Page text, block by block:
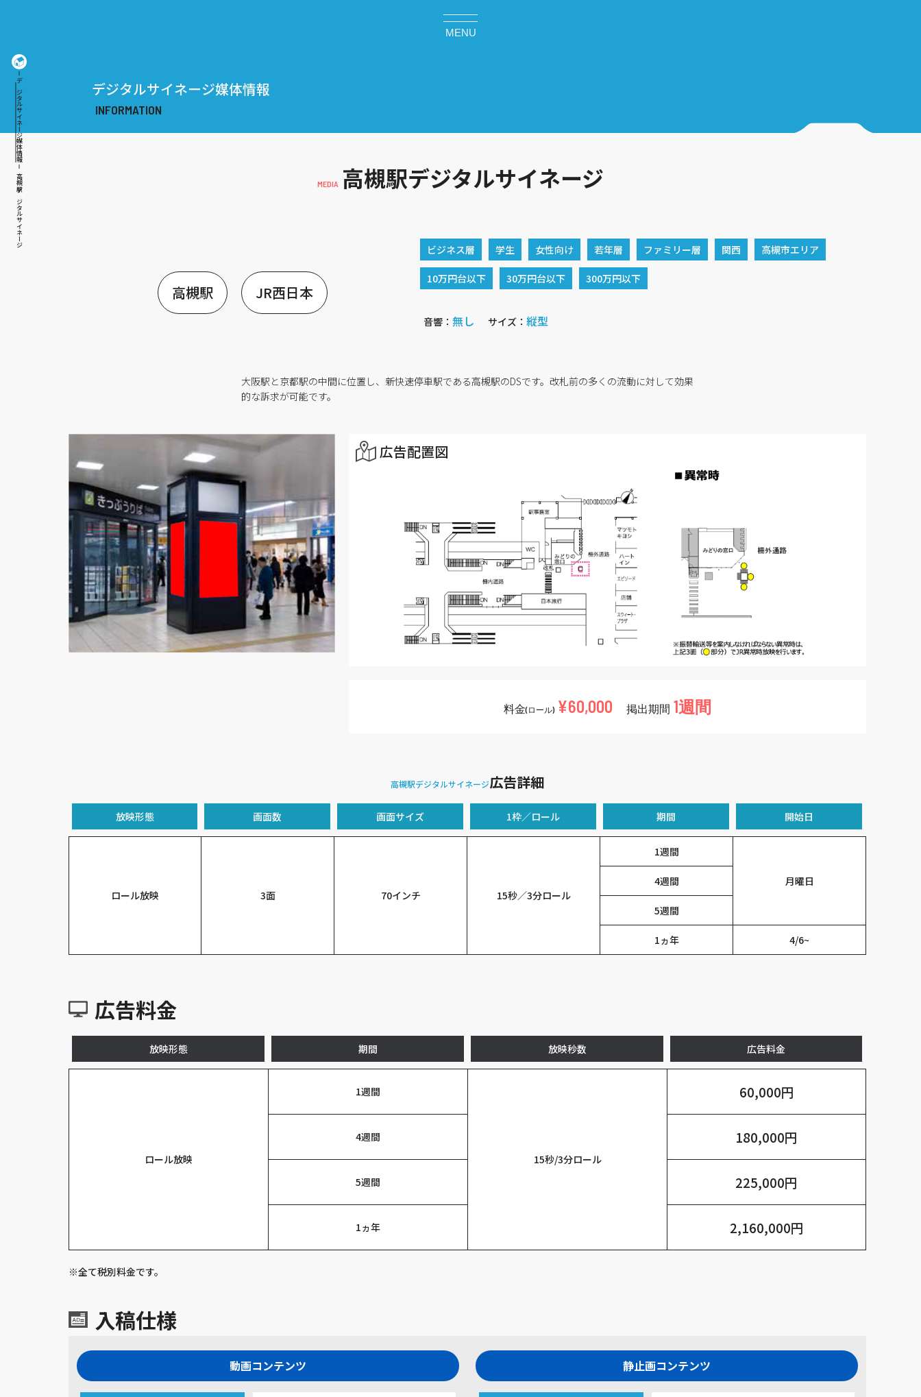
MENU
デジタルサイネージ媒体情報
高槻駅デジタルサイネージ
デジタルサイネージ媒体情報
高槻駅デジタルサイネージ
高槻駅 JR西日本
ビジネス層 学生 女性向け 若年層 ファミリー層 関西 高槻市エリア
10万円台以下 30万円台以下 300万円以下
音響：無し サイズ：縦型
大阪駅と京都駅の中間に位置し、新快速停車駅である高槻駅のDSです。改札前の多くの流動に対して効果
的な訴求が可能です。
広告配置図
料金(ロール) ¥60,000 掲出期間 1週間
高槻駅デジタルサイネージ広告詳細
放映形態 画面数 画面サイズ 1枠／ロール 期間 開始日
ロール放映 3面 70インチ 15秒／3分ロール
1週間
月曜日
4週間
5週間
1ヵ年 4/6~
広告料金
放映形態 期間 放映秒数 広告料金
ロール放映
1週間
15秒/3分ロール
60,000円
4週間 180,000円
5週間 225,000円
1ヵ年 2,160,000円
※全て税別料⾦です。
入稿仕様
動画コンテンツ 静止画コンテンツ